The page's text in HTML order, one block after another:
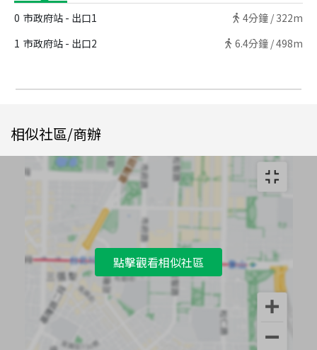
0 市政府站 - 出口1 4分鐘 / 322m
1 市政府站 - 出口2 6.4分鐘 /498m
相似社區/商辦
點擊觀看相似社區